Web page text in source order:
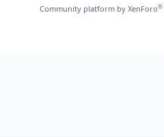
Community platform by XenForo®